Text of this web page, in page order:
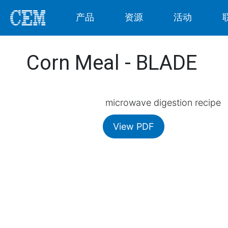
产品 资源 活动
Corn Meal - BLADE
microwave digestion recipe
View PDF